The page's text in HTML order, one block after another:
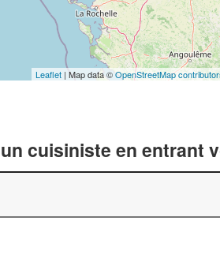
Leaflet | Map data ©OpenStreetMap
cuisiniste en entrant